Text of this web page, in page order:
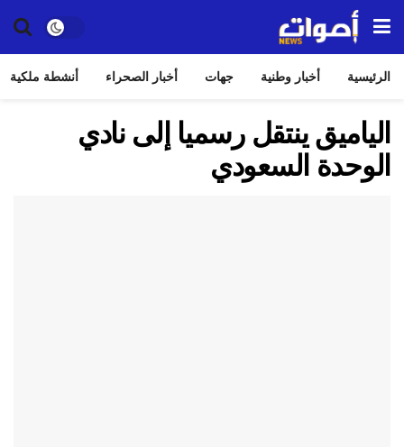
الرئيسية أخبار وطنية جهات أخبار الصحراء أنشطة ملكية
الياميق ينتقل رسميا إلى نادي
الوحدة السعودي